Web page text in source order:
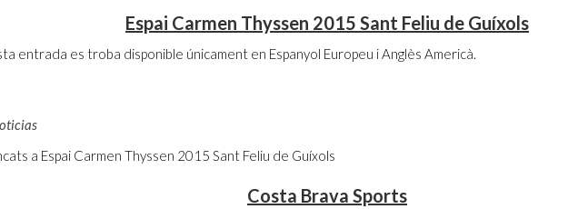
Espai Carmen Thyssen 2015 Sant Feliu de Guíxols
entrada es troba disponible únicament en Espanyol Europeu i Anglès Americà.
a Espai Carmen Thyssen 2015 Sant Feliu de Guíxols
Costa Brava Sports